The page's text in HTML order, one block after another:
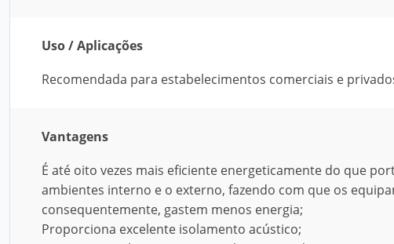
Uso / Aplicações
Recomendada para estabelecimentos comerciais e
Vantagens
É até oito vezes mais eficiente energeticamente do que
ambientes interno e o externo, fazendo com que os
consequentemente, gastem menos energia;
Proporciona excelente isolamento acústico;